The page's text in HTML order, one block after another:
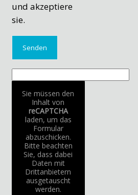
und akzeptiere
sie.
Sie müssen den
Inhalt von
reCAPTCHA
laden, um das
Formular
abzuschicken.
Bitte beachten
Sie, dass dabei
Daten mit
Drittanbietern
ausgetauscht
werden.